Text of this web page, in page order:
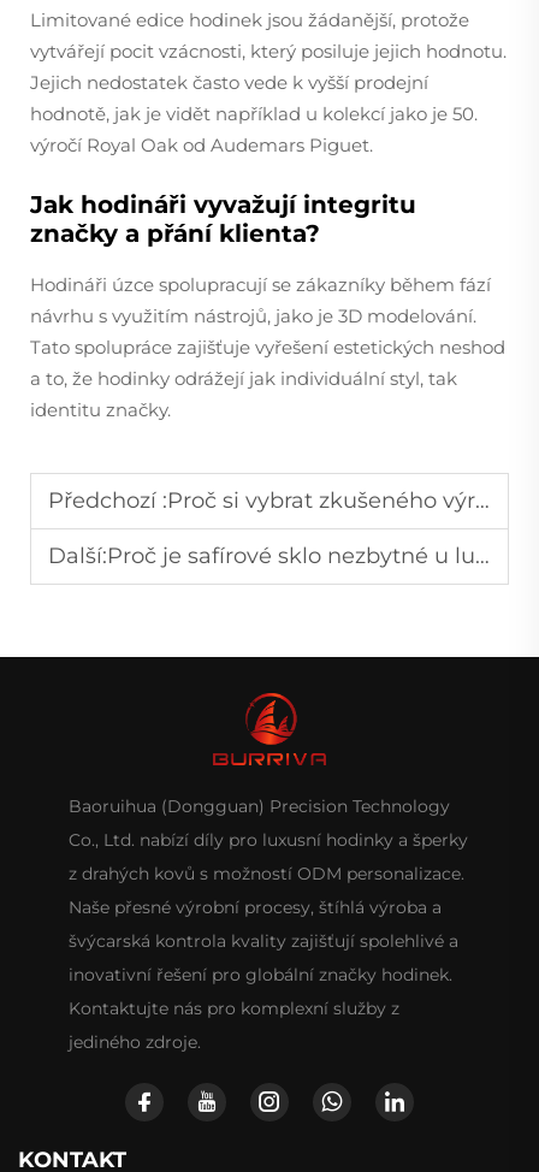
Limitované edice hodinek jsou žádanější, protože
vytvářejí pocit vzácnosti, který posiluje jejich hodnotu.
Jejich nedostatek často vede k vyšší prodejní
hodnotě, jak je vidět například u kolekcí jako je 50.
výročí Royal Oak od Audemars Piguet.
Jak hodináři vyvažují integritu
značky a přání klienta?
Hodináři úzce spolupracují se zákazníky během fází
návrhu s využitím nástrojů, jako je 3D modelování.
Tato spolupráce zajišťuje vyřešení estetických neshod
a to, že hodinky odrážejí jak individuální styl, tak
identitu značky.
Předchozí :Proč si vybrat zkušeného výrobce hodinek?
Další:Proč je safírové sklo nezbytné u luxusních hodinek?
Baoruihua (Dongguan) Precision Technology
Co., Ltd. nabízí díly pro luxusní hodinky a šperky
z drahých kovů s možností ODM personalizace.
Naše přesné výrobní procesy, štíhlá výroba a
švýcarská kontrola kvality zajišťují spolehlivé a
inovativní řešení pro globální značky hodinek.
Kontaktujte nás pro komplexní služby z
jediného zdroje.
KONTAKT